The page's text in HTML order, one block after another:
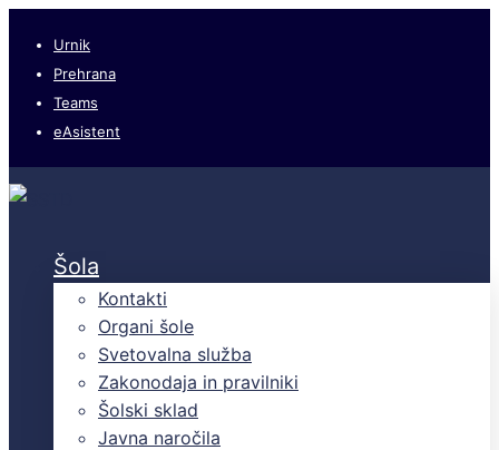
Urnik
Prehrana
Teams
eAsistent
Šola
Kontakti
Organi šole
Svetovalna služba
Zakonodaja in pravilniki
Šolski sklad
Javna naročila